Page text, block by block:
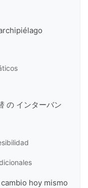
の インターバン
hoy mismo